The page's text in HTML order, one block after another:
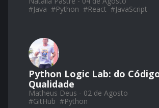
#Java #Python #React #JavaScript
Python Logic Lab: do
Qualidade
Matheus Deus - 02 de Agosto
#GitHub #Python